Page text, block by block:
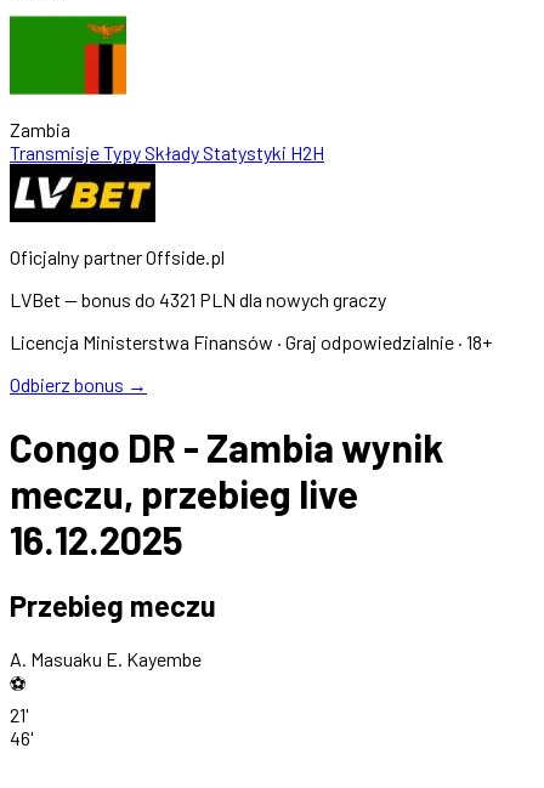
Zambia
TransmisjeTypySkładyStatystyki H2H
Oficjalny partner Offside.pl
LVBet — bonus do 4321 PLN dla nowych graczy
Licencja Ministerstwa Finansów · Graj odpowiedzialnie · 18+
Odbierz bonus →
Congo DR - Zambia wynik
meczu, przebieg live
16.12.2025
Przebieg meczu
A. Masuaku E. Kayembe
⚽
21'
46'